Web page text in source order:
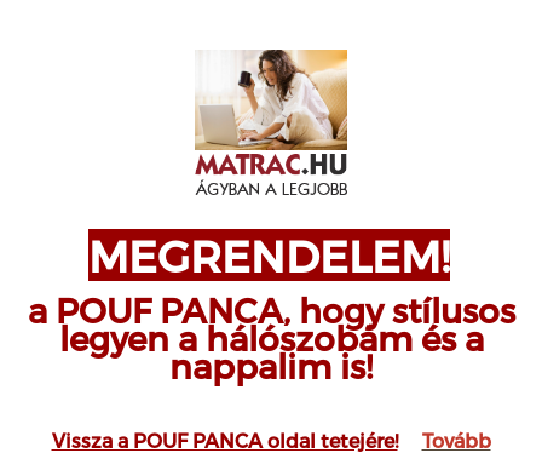
MEGRENDELEM!
a POUF PANCA, hogy stílusos
legyen a hálószobám és a
nappalim is!
Vissza a POUF PANCA oldal tetejére!
Tovább